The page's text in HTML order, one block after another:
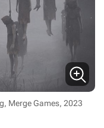
Merge Games, 2023